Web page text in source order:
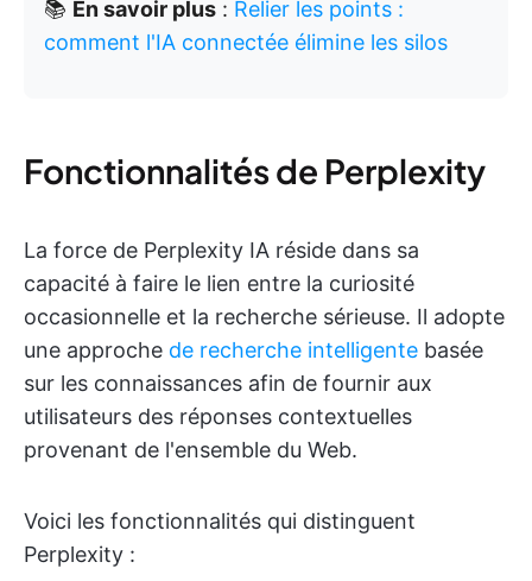
📚 En savoir plus : Relier les points :
comment l'IA connectée élimine les silos
Fonctionnalités de Perplexity
La force de Perplexity IA réside dans sa
capacité à faire le lien entre la curiosité
occasionnelle et la recherche sérieuse. Il adopte
une approche de recherche intelligente basée
sur les connaissances afin de fournir aux
utilisateurs des réponses contextuelles
provenant de l'ensemble du Web.
Voici les fonctionnalités qui distinguent
Perplexity :